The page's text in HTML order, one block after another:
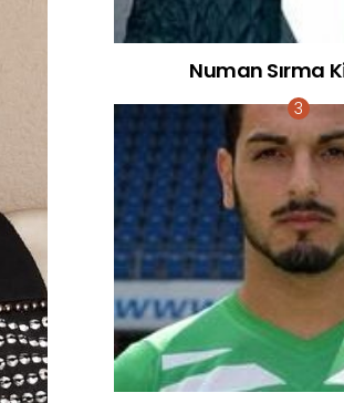
Numan Sırma